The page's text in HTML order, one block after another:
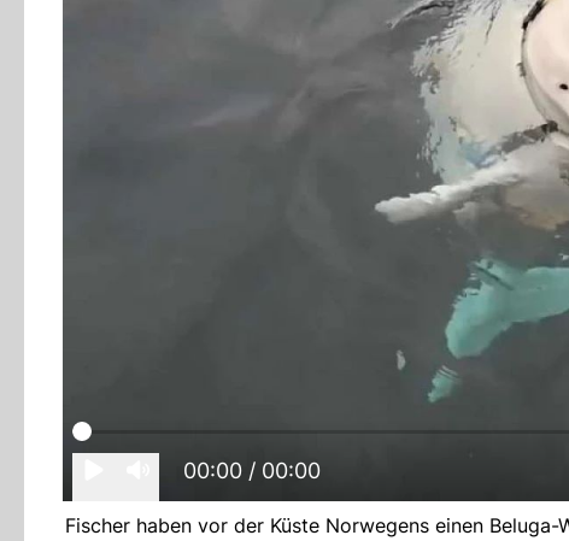
00:00 / 00:00
Fischer haben vor der Küste Norwegens einen